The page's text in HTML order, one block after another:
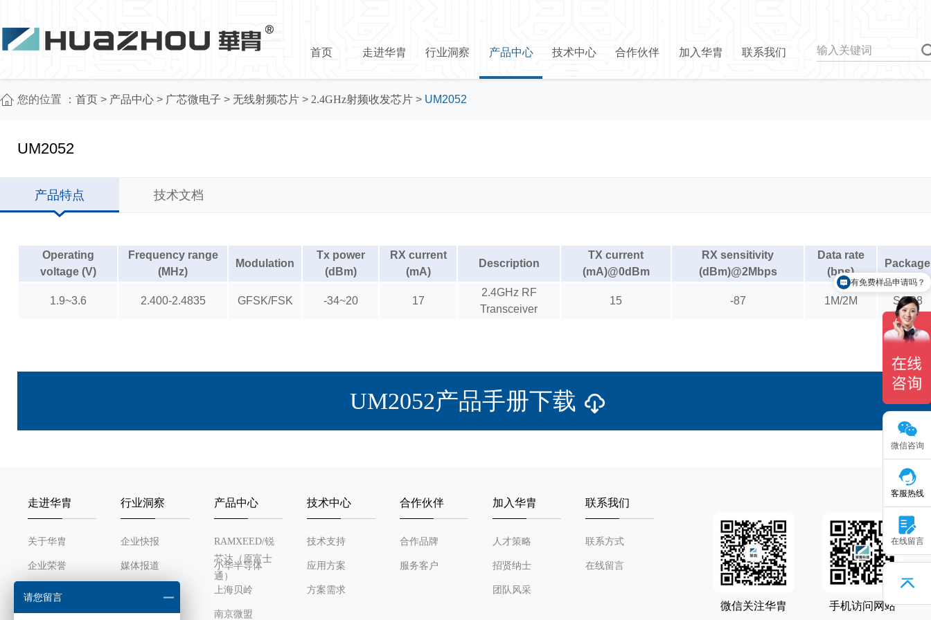
首页 走进华胄 行业洞察 产品中心 技术中心 合作伙伴 加入华胄 联系我们
您的位置 ： 首页 > 产品中心 > 广芯微电子 > 无线射频芯片 > 2.4GHz射频收发芯片 > UM2052
UM2052
产品特点 技术文档
Operating
voltage (V)
Frequency range
(MHz)
Modulation
Tx power
(dBm)
RX current
(mA)
Description
TX current
(mA)@0dBm
RX sensitivity
(dBm)@2Mbps
Data rate
(bps)
Package
1.9~3.6 2.400-2.4835 GFSK/FSK -34~20 17
2.4GHz RF
Transceiver
15 -87 1M/2M SOP8
UM2052产品手册下载
走进华胄
关于华胄
企业荣誉
发展历程
组织架构
行业洞察
企业快报
媒体报道
产品中心
RAMXEED/锐
芯达（原富士
通）
小华半导体
上海贝岭
南京微盟
技术中心
技术支持
应用方案
方案需求
合作伙伴
合作品牌
服务客户
加入华胄
人才策略
招贤纳士
团队风采
联系我们
联系方式
在线留言
微信关注华胄 手机访问网站
微信咨询
客服热线
在线留言
怎么联系你们？
有免费样品申请吗？
请您留言